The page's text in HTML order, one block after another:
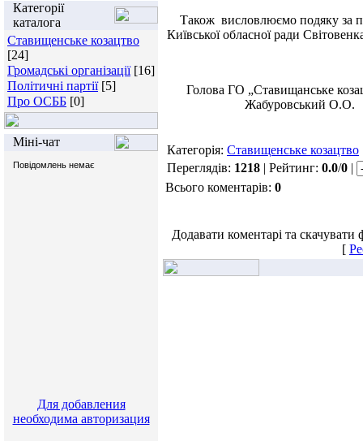
Категорії
каталога
Ставищенське козацтво
[24]
Громадські організації [16]
Політичні партії [5]
Про ОСББ [0]
Міні-чат
Для добавления
необходима авторизация
Також висловлюємо подяку за
Київської обласної ради
Голова ГО
Жабуровський О.О.
Категорія: Ставищенське козацтво
Переглядів: 1218 | Рейтинг: 0.0/0 |
Всього коментарів: 0
Додавати коментарі та
[